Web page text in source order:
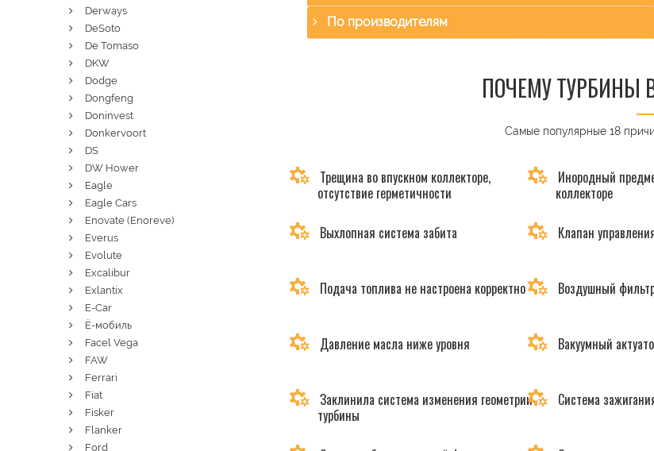
По производителям
ПОЧЕМУ ТУРБИНЫ
Самые популярные 18
Трещина во впускном коллекторе,
отсутствие герметичности
Инородный
коллекторе
Выхлопная система забита Клапан
Подача топлива не настроена корректно Воздушный
Давление масла ниже уровня Вакуумный
Заклинила система изменения геометрии
турбины
Система
Derways
DeSoto
De Tomaso
DKW
Dodge
Dongfeng
Doninvest
Donkervoort
DS
DW Hower
Eagle
Eagle Cars
Enovate (Enoreve)
Everus
Evolute
Excalibur
Exlantix
E-Car
Ё-мобиль
Facel Vega
FAW
Ferrari
Fiat
Fisker
Flanker
Ford